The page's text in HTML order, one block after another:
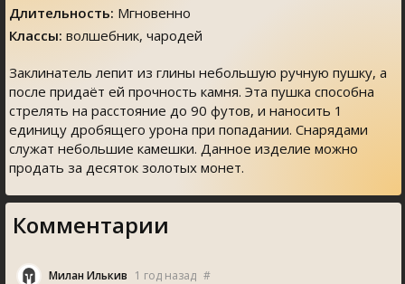
Длительность: Мгновенно
Классы: волшебник, чародей
Заклинатель лепит из глины небольшую ручную пушку, а
после придаёт ей прочность камня. Эта пушка способна
стрелять на расстояние до 90 футов, и наносить 1
единицу дробящего урона при попадании. Снарядами
служат небольшие камешки. Данное изделие можно
продать за десяток золотых монет.
Комментарии
Милан Илькив 1 год назад #